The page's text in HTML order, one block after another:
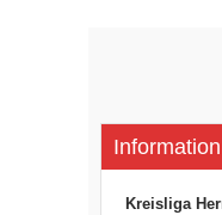
Information
Kreisliga